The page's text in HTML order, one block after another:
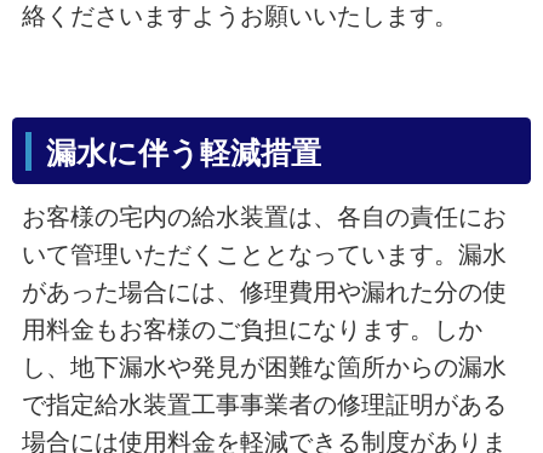
絡くださいますようお願いいたします。
漏水に伴う軽減措置
お客様の宅内の給水装置は、各自の責任にお
いて管理いただくこととなっています。漏水
があった場合には、修理費用や漏れた分の使
用料金もお客様のご負担になります。しか
し、地下漏水や発見が困難な箇所からの漏水
で指定給水装置工事事業者の修理証明がある
場合には使用料金を軽減できる制度がありま